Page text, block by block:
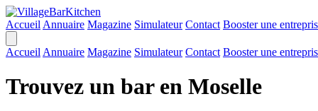
Accueil Annuaire Magazine Simulateur Contact Booster une
Accueil Annuaire Magazine Simulateur Contact Booster une
Trouvez un bar en Moselle